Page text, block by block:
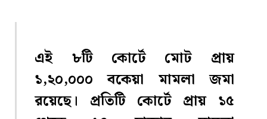
এই ৮টি কোর্টে মোট প্রায়
১,২০,০০০ বকেয়া মামলা জমা
রয়েছে। প্রতিটি কোর্টে প্রায় ১৫